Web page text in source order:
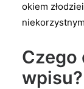
okiem
Czego
wpisu?